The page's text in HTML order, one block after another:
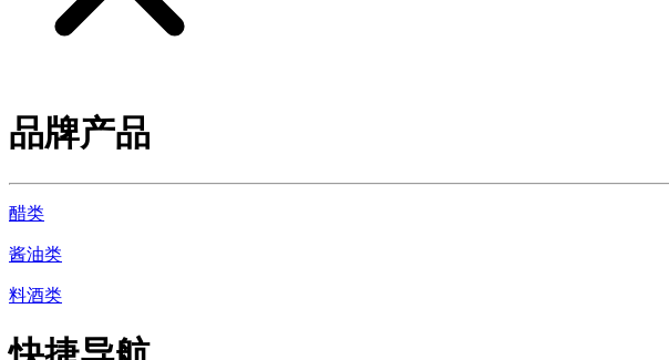
品牌产品
醋类
酱油类
料酒类